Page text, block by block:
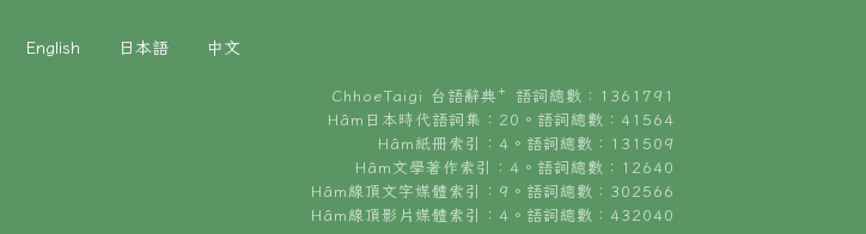
English 日本語 中文
ChhoeTaigi 台語辭典⁺ 語詞總數：1361791
Hâm日本時代語詞集：20。語詞總數：41564
Hâm紙冊索引：4。語詞總數：131509
Hâm文學著作索引：4。語詞總數：12640
Hâm線頂文字媒體索引：9。語詞總數：302566
Hâm線頂影片媒體索引：4。語詞總數：432040